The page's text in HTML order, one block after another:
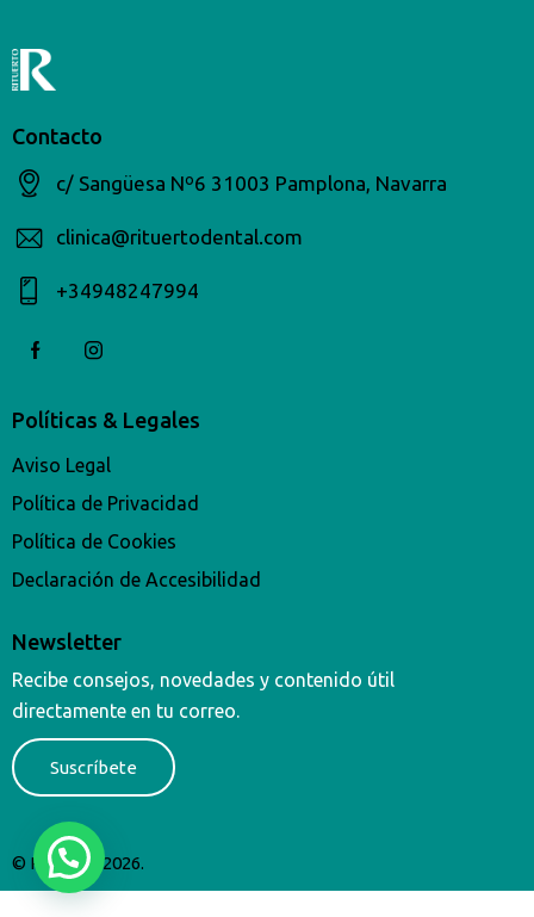
Contacto
c/ Sangüesa Nº6 31003 Pamplona, Navarra
clinica@rituertodental.com
+34948247994​
Políticas & Legales
Aviso Legal
Política de Privacidad
Política de Cookies
Declaración de Accesibilidad
Newsletter
Recibe consejos, novedades y contenido útil
directamente en tu correo.
Suscríbete
© Rituerto 2026.